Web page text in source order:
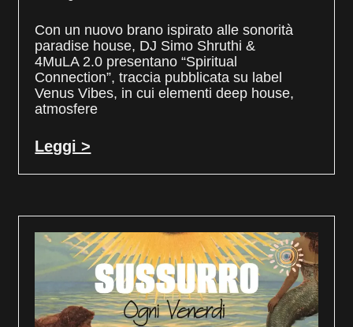
Con un nuovo brano ispirato alle sonorità
paradise house, DJ Simo Shruthi &
4MuLA 2.0 presentano “Spiritual
Connection”, traccia pubblicata su label
Venus Vibes, in cui elementi deep house,
atmosfere
Leggi >